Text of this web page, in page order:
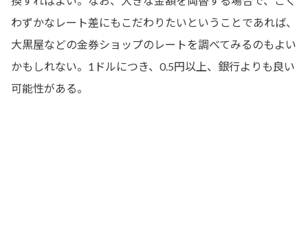
わずかなレート差にもこだわりたいということであれば、
大黒屋などの金券ショップのレートを調べてみるのもよい
かもしれない。1ドルにつき、0.5円以上、銀行よりも良い
可能性がある。